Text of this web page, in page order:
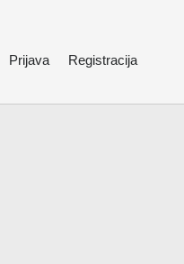
Prijava Registracija